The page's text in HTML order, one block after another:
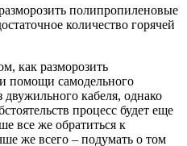
полипропиленовые
количество горячей
как разморозить
помощи самодельного
двужильного кабеля, однако
процесс будет еще
все же обратиться к
же всего – подумать о том